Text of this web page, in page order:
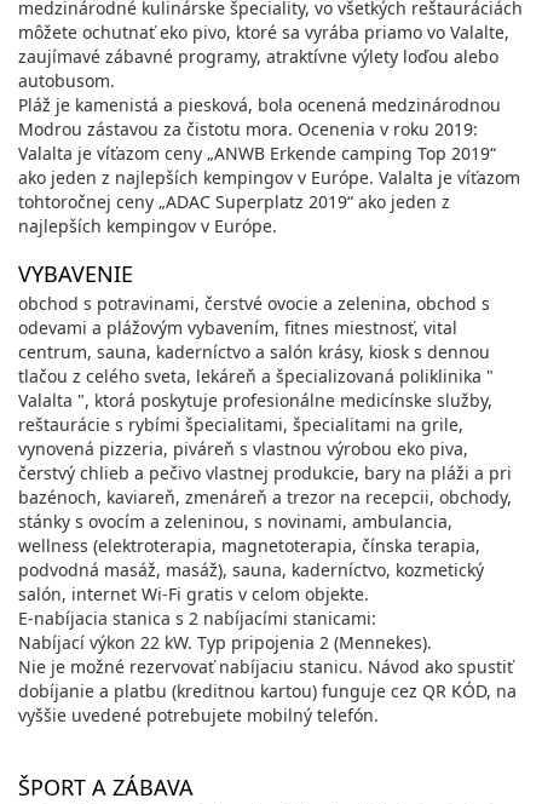
medzinárodné kulinárske špeciality, vo všetkých reštauráciách
môžete ochutnať eko pivo, ktoré sa vyrába priamo vo Valalte,
zaujímavé zábavné programy, atraktívne výlety loďou alebo
autobusom.
Pláž je kamenistá a piesková, bola ocenená medzinárodnou
Modrou zástavou za čistotu mora. Ocenenia v roku 2019:
Valalta je víťazom ceny „ANWB Erkende camping Top 2019“
ako jeden z najlepších kempingov v Európe. Valalta je víťazom
tohtoročnej ceny „ADAC Superplatz 2019“ ako jeden z
najlepších kempingov v Európe.
VYBAVENIE
obchod s potravinami, čerstvé ovocie a zelenina, obchod s
odevami a plážovým vybavením, fitnes miestnosť, vital
centrum, sauna, kaderníctvo a salón krásy, kiosk s dennou
tlačou z celého sveta, lekáreň a špecializovaná poliklinika "
Valalta ", ktorá poskytuje profesionálne medicínske služby,
reštaurácie s rybími špecialitami, špecialitami na grile,
vynovená pizzeria, piváreň s vlastnou výrobou eko piva,
čerstvý chlieb a pečivo vlastnej produkcie, bary na pláži a pri
bazénoch, kaviareň, zmenáreň a trezor na recepcii, obchody,
stánky s ovocím a zeleninou, s novinami, ambulancia,
wellness (elektroterapia, magnetoterapia, čínska terapia,
podvodná masáž, masáž), sauna, kaderníctvo, kozmetický
salón, internet Wi-Fi gratis v celom objekte.
E-nabíjacia stanica s 2 nabíjacími stanicami:
Nabíjací výkon 22 kW. Typ pripojenia 2 (Mennekes).
Nie je možné rezervovať nabíjaciu stanicu. Návod ako spustiť
dobíjanie a platbu (kreditnou kartou) funguje cez QR KÓD, na
vyššie uvedené potrebujete mobilný telefón.
ŠPORT A ZÁBAVA